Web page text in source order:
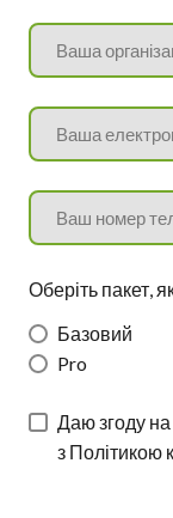
Оберіть пакет,
Базовий
Pro
Даю згоду
з Політикою